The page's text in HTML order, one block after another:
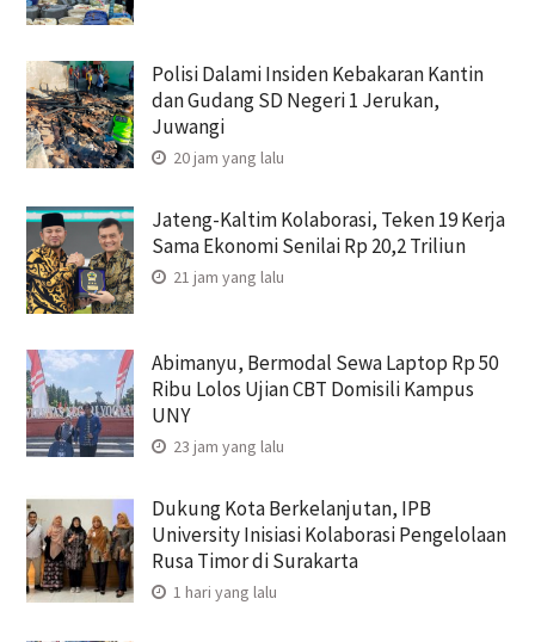
Polisi Dalami Insiden Kebakaran Kantin
dan Gudang SD Negeri 1 Jerukan,
Juwangi
20 jam yang lalu
Jateng-Kaltim Kolaborasi, Teken 19 Kerja
Sama Ekonomi Senilai Rp 20,2 Triliun
21 jam yang lalu
Abimanyu, Bermodal Sewa Laptop Rp 50
Ribu Lolos Ujian CBT Domisili Kampus
UNY
23 jam yang lalu
Dukung Kota Berkelanjutan, IPB
University Inisiasi Kolaborasi Pengelolaan
Rusa Timor di Surakarta
1 hari yang lalu